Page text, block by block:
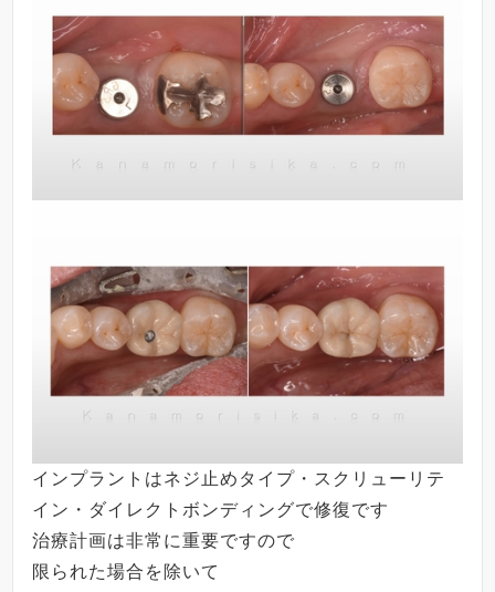
インプラントはネジ止めタイプ・スクリューリテ
イン・ダイレクトボンディングで修復です
治療計画は非常に重要ですので
限られた場合を除いて